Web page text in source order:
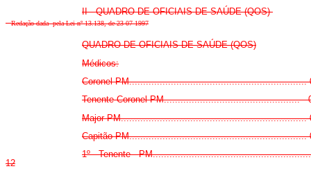
II - QUADRO DE OFICIAIS DE SAÚDE (QOS)
-Redação dada pela Lei nº 13.138, de 23-07-1997
QUADRO DE OFICIAIS DE SAÚDE (QOS)
Médicos:
Coronel PM................................................................
Tenente Coronel PM.................................................
Major PM...................................................................
Capitão PM................................................................
1º Tenente
12